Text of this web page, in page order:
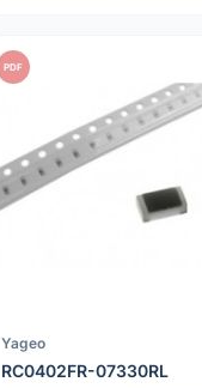
PDF
Yageo
RC0402FR-07330RL